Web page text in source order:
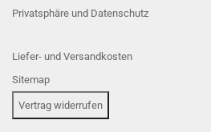
Privatsphäre und Datenschutz
Liefer- und Versandkosten
Sitemap
Vertrag widerrufen